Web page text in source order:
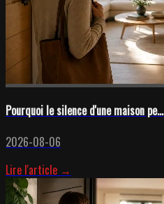
Pourquoi le silence d'une maison pe...
2026-08-06
Lire l'article →